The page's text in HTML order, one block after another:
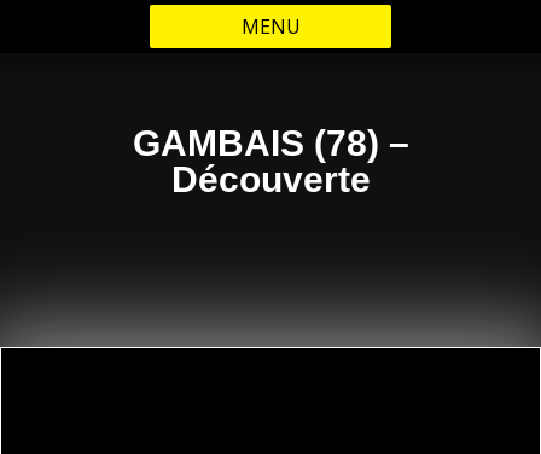
MENU
GAMBAIS (78) –
Découverte